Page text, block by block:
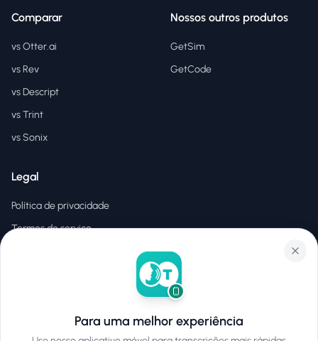
Comparar
vs Otter.ai
vs Rev
vs Descript
vs Trint
vs Sonix
Nossos outros produtos
GetSim
GetCode
Legal
Política de privacidade
Termos de serviço
2026 Hear2Text.Todos os direitos reservados.
Para uma melhor experiência